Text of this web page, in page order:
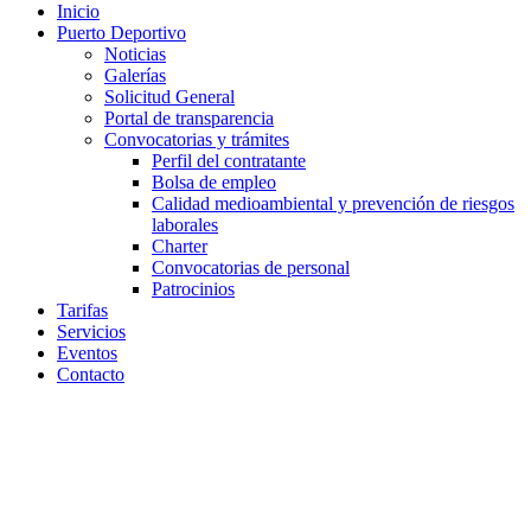
Inicio
Puerto Deportivo
Noticias
Galerías
Solicitud General
Portal de transparencia
Convocatorias y trámites
Perfil del contratante
Bolsa de empleo
Calidad medioambiental y prevención de riesgos
laborales
Charter
Convocatorias de personal
Patrocinios
Tarifas
Servicios
Eventos
Contacto